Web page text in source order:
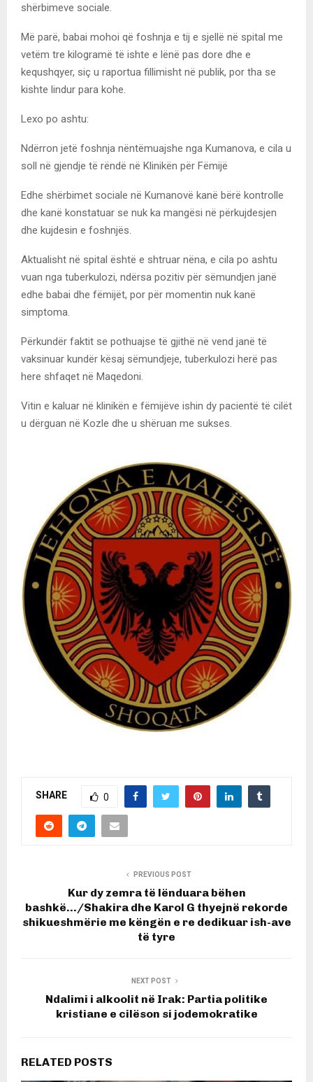
shërbimeve sociale.
Më parë, babai mohoi që foshnja e tij e sjellë në spital me
vetëm tre kilogramë të ishte e lënë pas dore dhe e
kequshqyer, siç u raportua fillimisht në publik, por tha se
kishte lindur para kohe.
Lexo po ashtu:
Ndërron jetë foshnja nëntëmuajshe nga Kumanova, e cila u
soll në gjendje të rëndë në Klinikën për Fëmijë
Edhe shërbimet sociale në Kumanovë kanë bërë kontrolle
dhe kanë konstatuar se nuk ka mangësi në përkujdesjen
dhe kujdesin e foshnjës.
Aktualisht në spital është e shtruar nëna, e cila po ashtu
vuan nga tuberkulozi, ndërsa pozitiv për sëmundjen janë
edhe babai dhe fëmijët, por për momentin nuk kanë
simptoma.
Përkundër faktit se pothuajse të gjithë në vend janë të
vaksinuar kundër kësaj sëmundjeje, tuberkulozi herë pas
here shfaqet në Maqedoni.
Vitin e kaluar në klinikën e fëmijëve ishin dy pacientë të cilët
u dërguan në Kozle dhe u shëruan me sukses.
SHARE 0
PREVIOUS POST
Kur dy zemra të lënduara bëhen
bashkë…/Shakira dhe Karol G thyejnë rekorde
shikueshmërie me këngën e re dedikuar ish-ave
të tyre
NEXT POST
Ndalimi i alkoolit në Irak: Partia politike
kristiane e cilëson si jodemokratike
RELATED POSTS